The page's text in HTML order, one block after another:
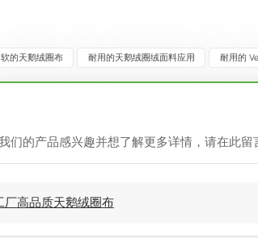
的天鹅绒圈布 耐用的天鹅绒圈绒面料应用 耐用的
们的产品感兴趣并想了解更多详情，请在此留
厂高品质天鹅绒圈布